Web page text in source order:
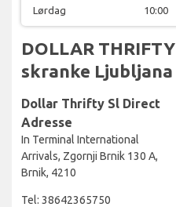
Lørdag 10:00
DOLLAR
skranke
Dollar Thrifty Sl Direct
Adresse
In Terminal International
Arrivals, Zgornji Brnik 130 A,
Brnik, 4210
Tel: 38642365750